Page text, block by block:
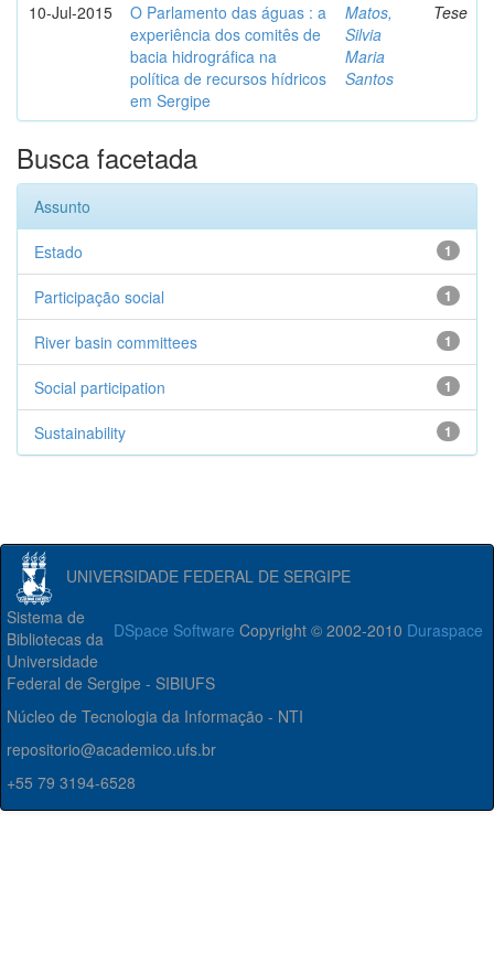
10-Jul-2015
O Parlamento das águas : a
experiência dos comitês de
bacia hidrográfica na
política de recursos hídricos
em Sergipe
Matos,
Silvia
Maria
Santos
Tese
Busca facetada
Assunto
1
Estado
1
Participação social
1
River basin committees
1
Social participation
1
Sustainability
UNIVERSIDADE FEDERAL DE SERGIPE
DSpace Software Copyright © 2002-2010 Duraspace
Sistema de
Bibliotecas da
Universidade
Federal de Sergipe - SIBIUFS
Núcleo de Tecnologia da Informação - NTI
repositorio@academico.ufs.br
+55 79 3194-6528